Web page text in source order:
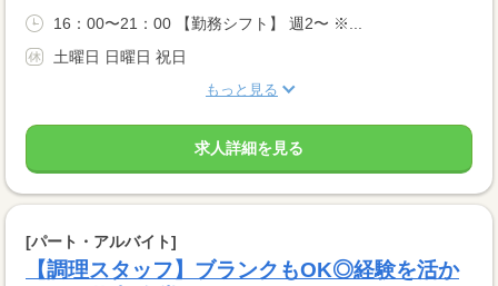
16：00〜21：00 【勤務シフト】 週2〜 ※...
土曜日 日曜日 祝日
もっと見る
求人詳細を見る
[パート・アルバイト]
【調理スタッフ】ブランクもOK◎経験を活か